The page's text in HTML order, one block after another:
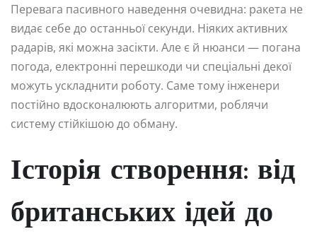
Перевага пасивного наведення очевидна: ракета не
видає себе до останньої секунди. Ніяких активних
радарів, які можна засікти. Але є й нюанси — погана
погода, електронні перешкоди чи спеціальні декої
можуть ускладнити роботу. Саме тому інженери
постійно вдосконалюють алгоритми, роблячи
систему стійкішою до обману.
Історія створення: від
британських ідей до